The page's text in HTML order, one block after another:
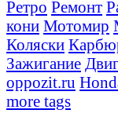
Ретро Ремонт
кони Мотомир
Коляски
Зажигание
oppozit.ru
more tags